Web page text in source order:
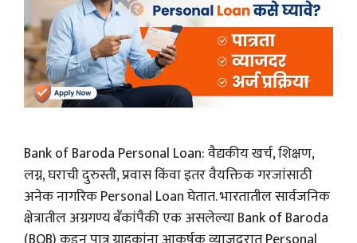
Bank of Baroda Personal Loan: वैद्यकीय खर्च, शिक्षण,
लग्न, घराची दुरुस्ती, प्रवास किंवा इतर वैयक्तिक गरजांसाठी
अनेक नागरिक Personal Loan घेतात. भारतातील सार्वजनिक
क्षेत्रातील अग्रगण्य बँकांपैकी एक असलेल्या Bank of Baroda